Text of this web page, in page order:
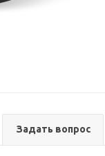
Задать вопрос